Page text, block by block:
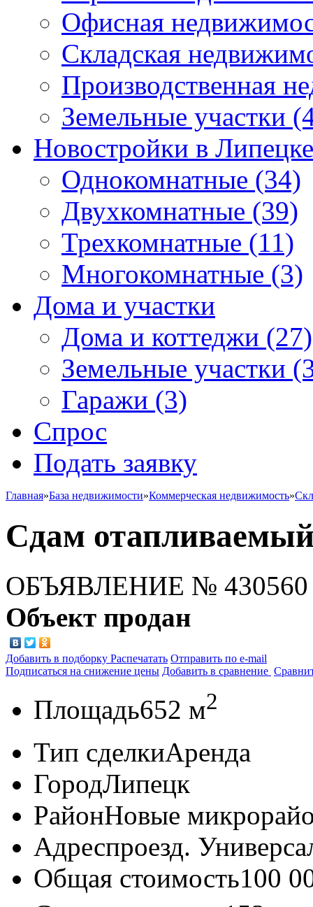
Офисная
Складская
Производственная
Земельные участки
Новостройки в Липецке
Однокомнатные (34)
Двухкомнатные (39)
Трехкомнатные (11)
Многокомнатные (3)
Дома и участки
Дома и коттеджи (27)
Земельные участки
Гаражи (3)
Спрос
Подать заявку
Главная»База недвижимости»Коммерческая недвижимость»
Сдам
ОБЪЯВЛЕНИЕ № 430560
Объект продан
Добавить в подборку Распечатать Отправить по e-mail
Подписаться на снижение цены Добавить в сравнение
Площадь652 м2
Тип сделкиАренда
ГородЛипецк
РайонНовые
Адреспроезд.
Общая стоимость100